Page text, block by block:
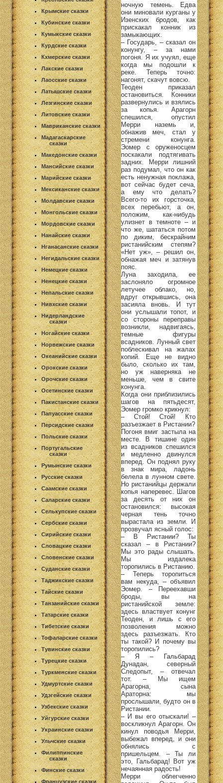
Крымские сказки
Кубинские сказки
Кумыкские сказки
Курдские сказки
Кхмерские сказки
Лакские сказки
Лаосские сказки
Латышские сказки
Лезгинские сказки
Литовские сказки
Мавриканские сказки
Мадагаскарские
сказки
Македонские сказки
Мансийские сказки
Марийские сказки
Мексиканские сказки
Молдавские сказки
Монгольские сказки
Мордовские сказки
Нанайские сказки
Нганасанские сказки
Негидальские сказки
Немецкие сказки
Ненецкие сказки
Непальские сказки
Нивхские сказки
Нидерландские
сказки
Ногайские сказки
Норвежские сказки
Океанийские сказки
Орокские сказки
Орочские сказки
Осетинские сказки
Пакистанские сказки
Папуасские сказки
Персидские сказки
Польские сказки
Португальские
сказки
Румынские сказки
Русские сказки
Саамские сказки
Саларские сказки
Селькупские сказки
Сербские сказки
Сирийские сказки
Словацкие сказки
Словенские сказки
Суданские сказки
Таджикские сказки
Тайские сказки
Танзанийские сказки
Татарские сказки
Тибетские сказки
Тофаларские сказки
Тувинские сказки
Турецкие сказки
Туркменские сказки
Удмуртские сказки
Удэгейские сказки
Узбекские сказки
Уйгурские сказки
Украинские сказки
Ульчские сказки
Филиппинские
сказки
Финские сказки
Французские сказки
ночную темень. Едва
они миновали курганы у
Изенских бродов, как
прискакал конник из
замыкающих.
– Государь, – сказал он
конунгу, – за нами
погоня. Я их учуял, еще
когда мы подошли к
реке. Теперь точно:
нагонят, скачут вовсю.
Теоден приказал
остановиться. Конники
развернулись и взялись
за копья. Арагорн
спешился, опустил
Мерри наземь и,
обнажив меч, стал у
стремени конунга.
Эомер с оруженосцем
поскакали подтягивать
задних. Мерри лишний
раз подумал, что он как
есть ненужная поклажа,
вот сейчас будет сеча,
а ему что делать?
Всего-то их горсточка,
всех перебьют, а он,
положим, как-нибудь
улизнет в темноте – и
что же, шататься потом
по диким, бескрайним
ристанийским степям?
«Нет уж», – решил он,
обнажая меч и затянув
пояс.
Луна заходила, ее
заслоняло огромное
летучее облако, но,
вдруг открывшись, она
засияла вновь. И тут
они услышали топот, и
со стороны переправы
возникли, надвигаясь,
темные фигуры
всадников. Лунный свет
поблескивал на жалах
копий. Еще не видно
было, сколько их там,
но уж наверняка не
меньше, чем в свите
конунга.
Когда они приблизились
шагов на пятьдесят,
Эомер громко крикнул:
– Стой! Стой! Кто
разъезжает в Ристании?
Погоня вмиг застыла на
месте. В тишине один
из всадников спешился
и медленно двинулся
вперед. Он поднял руку
в знак мира, ладонь
белела в лунном свете.
Но ристанийцы держали
копья наперевес. Шагов
за десять от них он
остановился: высокая
черная тень точно
вырастала из земли. И
прозвучал ясный голос:
– В Ристании? Ты
сказал – в Ристании?
Мы это рады слышать.
Мы издалека
торопились в Ристанию.
– Теперь торопиться
вам некуда, – объявил
Эомер. – Переехавши
броды, вы на
ристанийской земле:
здесь властвует конунг
Теоден, и лишь с его
позволения можно
здесь разъезжать. Кто
ты такой? И почему вы
торопились?
– Я – Гальбарад
Дунадан, северный
Следопыт, – отвечал
тот. – Мы ищем
Арагорна, сына
Араторна: мы
прослышали, будто он в
Ристании.
– И вы его отыскали! –
воскликнул Арагорн. Он
кинул поводья Мерри,
выбежал вперед, и они
обнялись с
пришельцем. – Ты ли
это, Гальбарад! Вот уж
нечаянная радость!
Мерри облегченно